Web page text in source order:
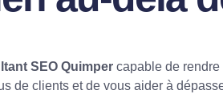
SEO Quimper capable de
de clients et de vous aider à